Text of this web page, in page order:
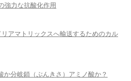
強力な抗酸化作用
アマトリックスへ輸送するためのカル
分岐鎖（ぶんきさ）アミノ酸か？